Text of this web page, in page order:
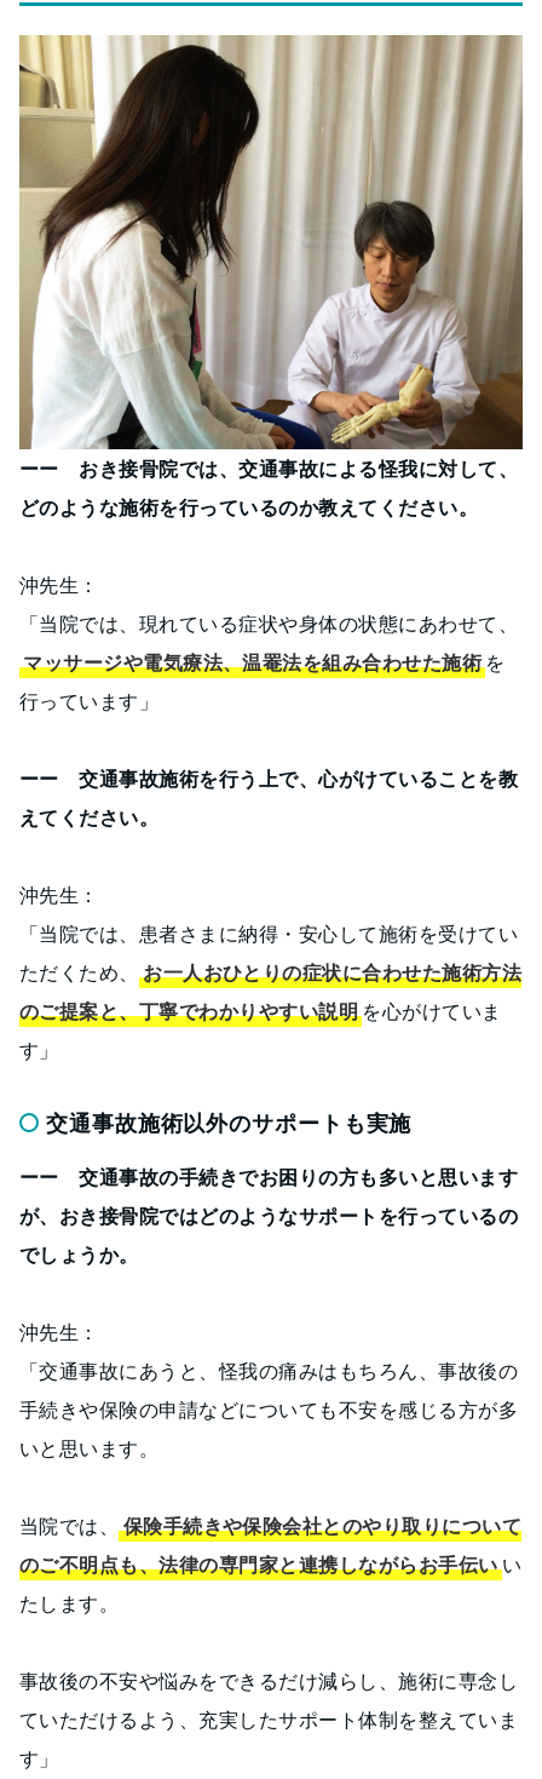
ーー おき接骨院では、交通事故による怪我に対して、
どのような施術を行っているのか教えてください。
沖先生：
「当院では、現れている症状や身体の状態にあわせて、
マッサージや電気療法、温罨法を組み合わせた施術 を
行っています」
ーー 交通事故施術を行う上で、心がけていることを教
えてください。
沖先生：
「当院では、患者さまに納得・安心して施術を受けてい
ただくため、
お一人おひとりの症状に合わせた施術方法
のご提案と、丁寧でわかりやすい説明 を心がけていま
す」
交通事故施術以外のサポートも実施
ーー 交通事故の手続きでお困りの方も多いと思います
が、おき接骨院ではどのようなサポートを行っているの
でしょうか。
沖先生：
「交通事故にあうと、怪我の痛みはもちろん、事故後の
手続きや保険の申請などについても不安を感じる方が多
いと思います。
当院では、保険手続きや保険会社とのやり取りについて
のご不明点も、法律の専門家と連携しながらお手伝いい
たします。
事故後の不安や悩みをできるだけ減らし、施術に専念し
ていただけるよう、充実したサポート体制を整えていま
す」